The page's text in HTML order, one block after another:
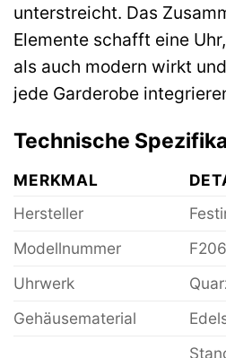
unterstreicht. Das
Elemente schafft eine
als auch modern wirkt
jede Garderobe
Technische
MERKMAL
Hersteller
Modellnummer
Uhrwerk
Gehäusematerial